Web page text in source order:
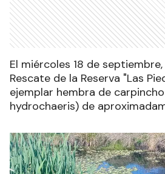
El miércoles 18 de
Rescate de la Reserva "Las
ejemplar hembra de
hydrochaeris) de